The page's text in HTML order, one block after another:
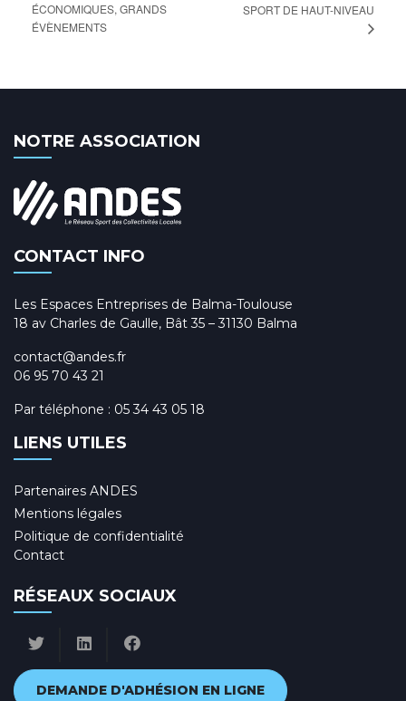
ÉCONOMIQUES, GRANDS
ÉVÈNEMENTS
SPORT DE HAUT-NIVEAU
NOTRE ASSOCIATION
CONTACT INFO
Les Espaces Entreprises de Balma-Toulouse
18 av Charles de Gaulle, Bât 35 – 31130 Balma
contact@andes.fr
06 95 70 43 21
Par téléphone : 05 34 43 05 18
LIENS UTILES
Partenaires ANDES
Mentions légales
Politique de confidentialité
Contact
RÉSEAUX SOCIAUX
DEMANDE D'ADHÉSION EN LIGNE